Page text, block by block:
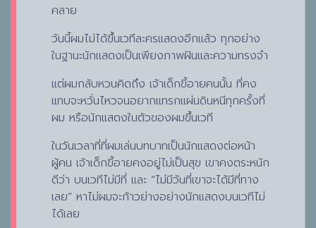
คลาย
วันนี้ผมไม่ได้ขึ้นเวทีละครแสดงอีกแล้ว ทุกอย่าง
ในฐานะนักแสดงเป็นเพียงภาพฝันและความทรงจำ
แต่ผมกลับหวนคิดถึง เจ้าเด็กขี้อายคนนั้น ที่คง
แทบจะหวั่นไหวจนอยากแทรกแผ่นดินหนีทุกครั้งที่
ผม หรือนักแสดงในตัวของผมขึ้นเวที
ในวันเวลาที่ที่ผมเล่นบทบาทเป็นนักแสดงต่อหน้า
ผู้คน เจ้าเด็กขี้อายคงอยู่ไม่เป็นสุข เขาคงตระหนัก
ดีว่า บนเวทีไม่มีที่ และ “ไม่มีวันที่เขาจะได้มีที่ทาง
เลย” หาไม่ผมจะก้าวย่างอย่างนักแสดงบนเวทีไม่
ได้เลย